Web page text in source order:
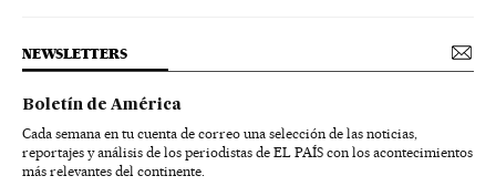
NEWSLETTERS
Boletín de América
Cada semana en tu cuenta de correo una selección de las noticias,
reportajes y análisis de los periodistas de EL PAÍS con los acontecimientos
más relevantes del continente.